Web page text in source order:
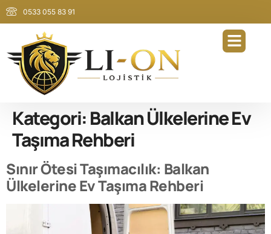
0533 055 83 91
Kategori:Balkan Ülkelerine Ev
Taşıma Rehberi
Sınır Ötesi Taşımacılık: Balkan
Ülkelerine Ev Taşıma Rehberi